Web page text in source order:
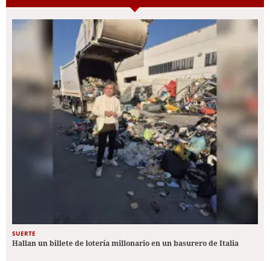
SUERTE
Hallan un billete de lotería millonario en un basurero de Italia